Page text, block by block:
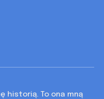
historią. To ona mną